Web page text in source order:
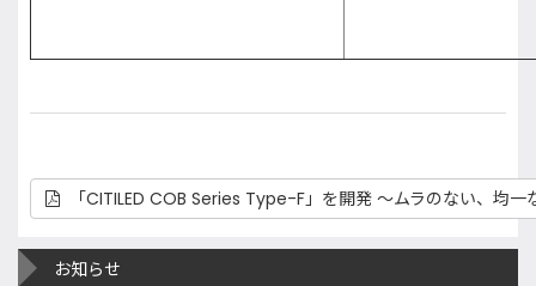
「CITILED COB Series Type-F」を開発 ～ムラのない、均一
お知らせ